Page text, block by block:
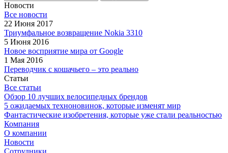
Новости
Все новости
22 Июня 2017
Триумфальное возвращение Nokia 3310
5 Июня 2016
Новое восприятие мира от Google
1 Мая 2016
Переводчик с кошачьего – это реально
Статьи
Все статьи
Обзор 10 лучших велосипедных брендов
5 ожидаемых техноновинок, которые изменят мир
Фантастические изобретения, которые уже стали реальностью
Компания
О компании
Новости
Сотрудники